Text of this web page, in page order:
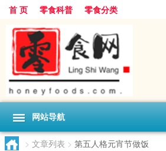
首 页 零食科普 零食分类
网站导航
> 文章列表 > 第五人格元宵节做饭